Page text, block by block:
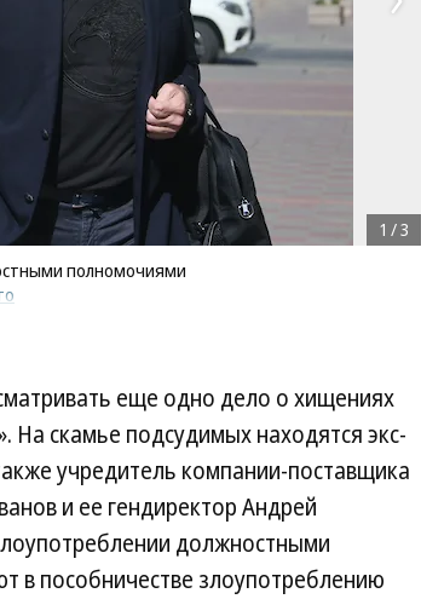
полномочиями
1 /3
еще одно дело о хищениях
На скамье подсудимых находятся экс-
учредитель компании-поставщика
и ее гендиректор Андрей
должностными
в пособничестве злоупотреблению